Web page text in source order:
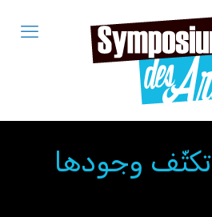
PARFOIS تكثّف وجودها